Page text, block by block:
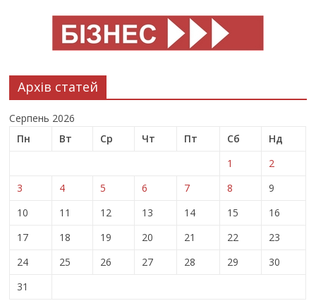
Архів статей
Серпень 2026
Пн
Вт Ср Чт Пт Сб
Нд
1
2
3
4 5 6 7 8
9
10
11 12 13 14 15
16
17
18 19 20 21 22
23
24
25 26 27 28 29
30
31